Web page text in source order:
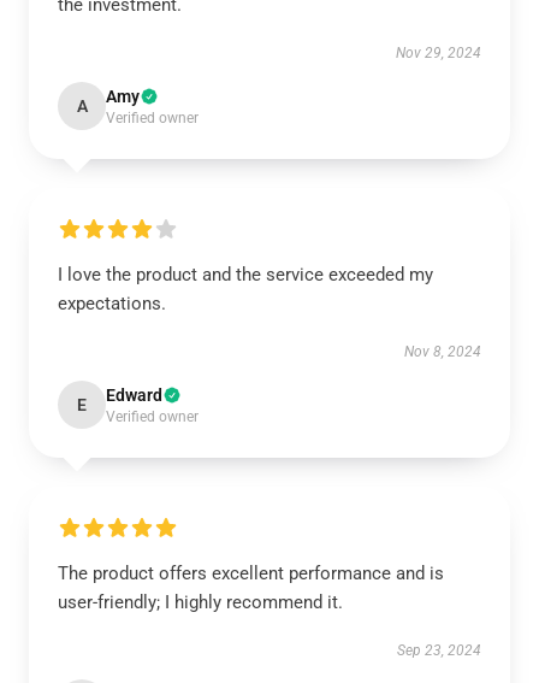
the investment.
Nov 29, 2024
A Amy
Verified owner
I love the product and the service exceeded my
expectations.
Nov 8, 2024
E Edward
Verified owner
The product offers excellent performance and is
user-friendly; I highly recommend it.
Sep 23, 2024